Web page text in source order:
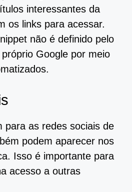
interessantes da
os links para acessar.
não é definido pelo
Google por meio
para as redes sociais de
podem aparecer nos
Isso é importante para
acesso a outras